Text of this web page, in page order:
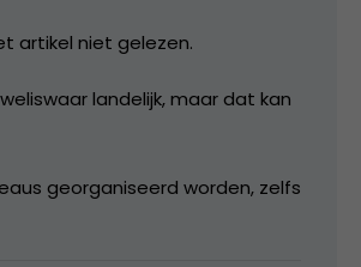
artikel niet gelezen.
landelijk, maar dat kan
georganiseerd worden, zelfs